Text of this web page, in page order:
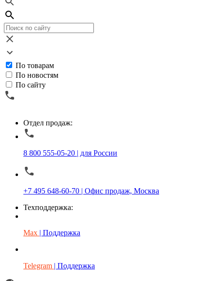
По товарам
По новостям
По сайту
Отдел продаж:
8 800 555-05-20 | для России
+7 495 648-60-70 | Офис продаж, Москва
Техподдержка:
Max | Поддержка
Telegram | Поддержка